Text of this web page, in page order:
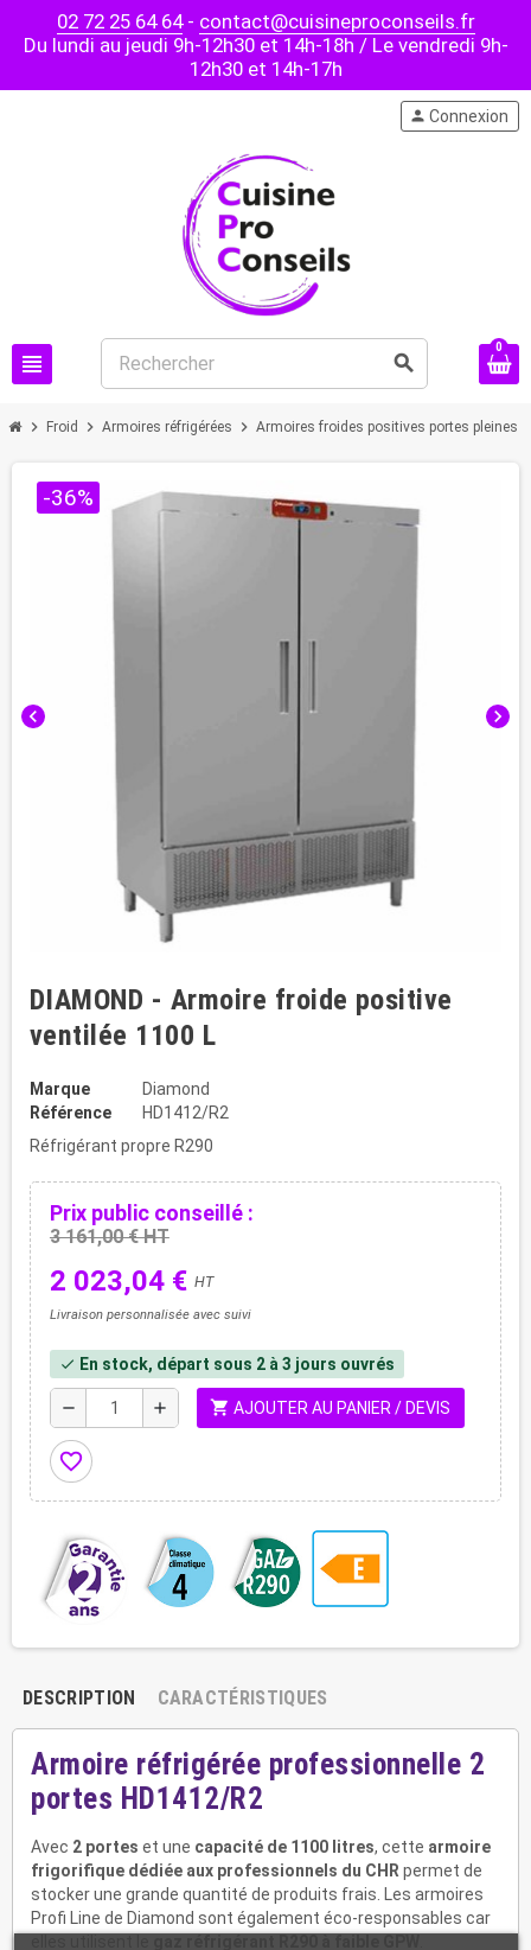
02 72 25 64 64- contact@cuisineproconseils.fr
Du lundi au jeudi 9h-12h30 et 14h-18h / Le vendredi 9h-
12h30 et 14h-17h
view_headline search
person Connexion
0
chevron_right Froid chevron_right Armoires réfrigérées chevron_right Armoires froides positives portes pleines
chevron_left chevron_right
-36%
DIAMOND - Armoire froide positive
ventilée 1100 L
Marque
Diamond
Référence
HD1412/R2
Réfrigérant propre R290
Prix public conseillé :
3 161,00 € HT
2 023,04 € HT
Livraison personnalisée avec suivi
check En stock, départ sous 2 à 3 jours ouvrés
remove add shopping_cart AJOUTER AU PANIER / DEVIS
favorite_border
DESCRIPTION CARACTÉRISTIQUES
Armoire réfrigérée professionnelle 2
portes HD1412/R2
Avec 2 portes et une capacité de 1100 litres, cette armoire
frigorifique dédiée aux professionnels du CHR permet de
stocker une grande quantité de produits frais. Les armoires
Profi Line de Diamond sont également éco-responsables car